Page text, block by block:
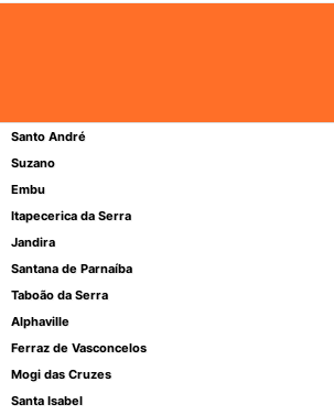
Santo André
Suzano
Embu
Itapecerica da Serra
Jandira
Santana de Parnaíba
Taboão da Serra
Alphaville
Ferraz de Vasconcelos
Mogi das Cruzes
Santa Isabel